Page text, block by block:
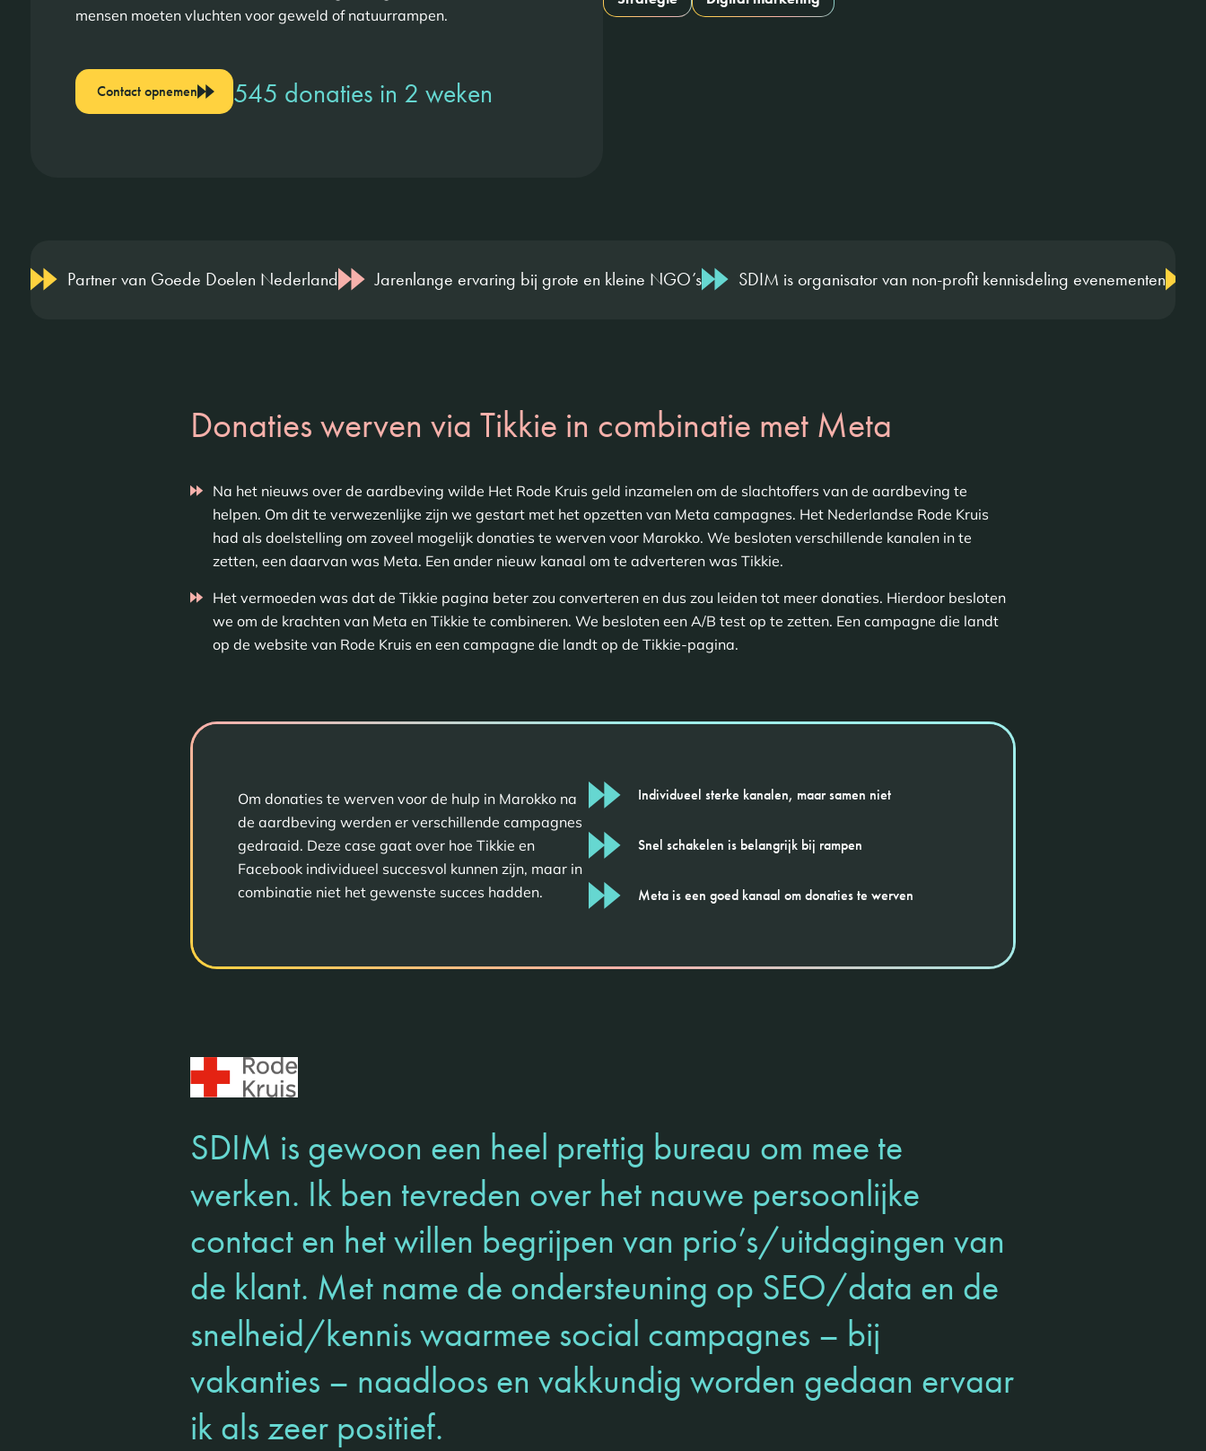
mensen moeten vluchten voor geweld of natuurrampen.
Contact opnemen 545 donaties in 2 weken
Partner van Goede Doelen Nederland Jarenlange ervaring bij grote en kleine NGO’s SDIM is organisator van non-profit kennisdeling evenementen
Donaties werven via Tikkie in combinatie met Meta
Na het nieuws over de aardbeving wilde Het Rode Kruis geld inzamelen om de slachtoffers van de aardbeving te
helpen. Om dit te verwezenlijke zijn we gestart met het opzetten van Meta campagnes. Het Nederlandse Rode Kruis
had als doelstelling om zoveel mogelijk donaties te werven voor Marokko. We besloten verschillende kanalen in te
zetten, een daarvan was Meta. Een ander nieuw kanaal om te adverteren was Tikkie.
Het vermoeden was dat de Tikkie pagina beter zou converteren en dus zou leiden tot meer donaties. Hierdoor besloten
we om de krachten van Meta en Tikkie te combineren. We besloten een A/B test op te zetten. Een campagne die landt
op de website van Rode Kruis en een campagne die landt op de Tikkie-pagina.
Om donaties te werven voor de hulp in Marokko na
de aardbeving werden er verschillende campagnes
gedraaid. Deze case gaat over hoe Tikkie en
Facebook individueel succesvol kunnen zijn, maar in
combinatie niet het gewenste succes hadden.
Individueel sterke kanalen, maar samen niet
Snel schakelen is belangrijk bij rampen
Meta is een goed kanaal om donaties te werven
SDIM is gewoon een heel prettig bureau om mee te
werken. Ik ben tevreden over het nauwe persoonlijke
contact en het willen begrijpen van prio’s/uitdagingen van
de klant. Met name de ondersteuning op SEO/data en de
snelheid/kennis waarmee social campagnes – bij
vakanties – naadloos en vakkundig worden gedaan ervaar
ik als zeer positief.